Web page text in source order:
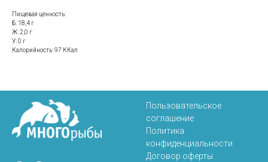
Пищевая ценность:
Б: 18,4 г
Ж: 2,0 г
У: 0 г
Калорийность: 97 ККал
Пользовательское
соглашение
Политика
конфиденциальности
Договор оферты